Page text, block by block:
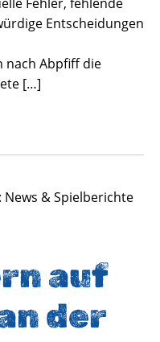
Entscheidungen
nach Abpfiff die
[…]
& Spielberichte
auf
der